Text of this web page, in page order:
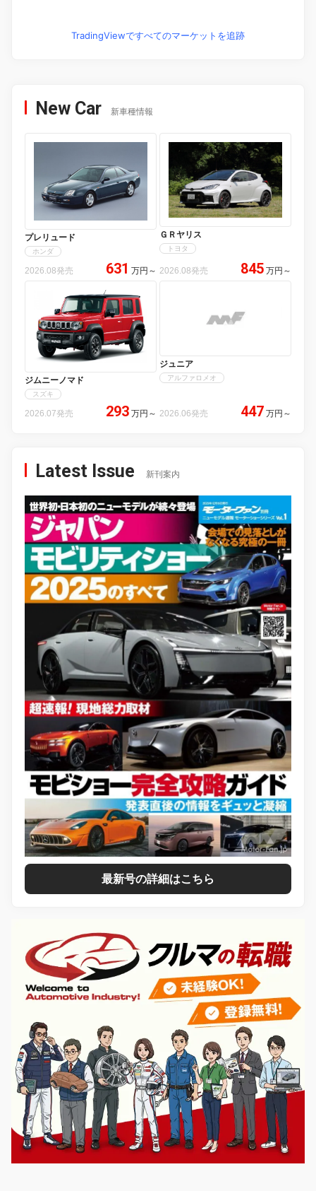
TradingViewですべてのマーケットを追跡
New Car 新車種情報
プレリュード
ホンダ
2026.08発売 631 万円 ～
ＧＲヤリス
トヨタ
2026.08発売 845 万円 ～
ジムニーノマド
スズキ
2026.07発売 293 万円 ～
ジュニア
アルファロメオ
2026.06発売 447 万円 ～
Latest Issue 新刊案内
最新号の詳細はこちら